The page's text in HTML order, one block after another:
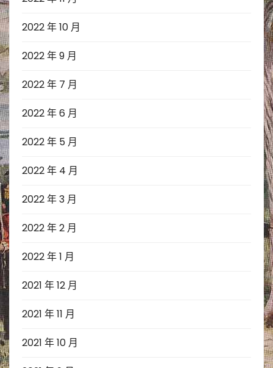
2022 年 10 月
2022 年 9 月
2022 年 7 月
2022 年 6 月
2022 年 5 月
2022 年 4 月
2022 年 3 月
2022 年 2 月
2022 年 1 月
2021 年 12 月
2021 年 11 月
2021 年 10 月